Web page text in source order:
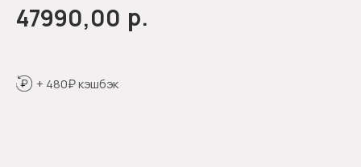
47990,00 р.
+ 480₽ кэшбэк